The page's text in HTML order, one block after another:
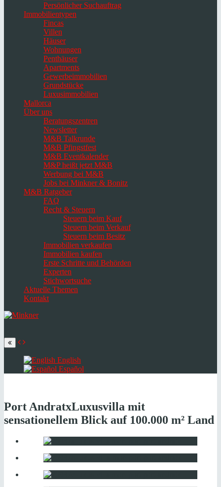
Persönlicher Suchauftrag
Immobilientypen
Fincas
Villen
Häuser
Wohnungen
Penthäuser
Apartments
Gewerbeimmobilien
Grundstücke
Luxusimmobilien
Mallorca
Über uns
Beratungszentren
Newsletter
M&B Talkrunde
M&B Pfingstfest
M&B Eventkalender
M&P heißt jetzt M&B
Werbung bei M&B
Jobs bei Minkner & Bonitz
M&B Ratgeber
FAQ
Recht & Steuern
Steuern beim Kauf
Steuern beim Verkauf
Steuern beim Besitz
Immobilien verkaufen
Immobilien kaufen
Erste Schritte und Behörden
Experten
Stichwortsuche
Aktuelle Themen
Kontakt
language
English
Español
Port AndratxLuxusvilla mit
sensationellem Blick auf 100.000 m² Land